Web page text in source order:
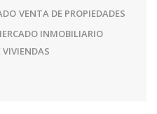
VENTA DE PROPIEDADES
INMOBILIARIO
VIVIENDAS